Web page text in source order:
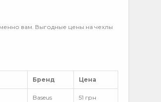
вам. Выгодные цены на чехлы
Бренд Цена
Baseus 51 грн